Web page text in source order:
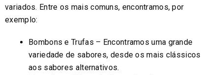
variados. Entre os mais comuns, encontramos, por
exemplo:
Bombons e Trufas – Encontramos uma grande
variedade de sabores, desde os mais clássicos
aos sabores alternativos.